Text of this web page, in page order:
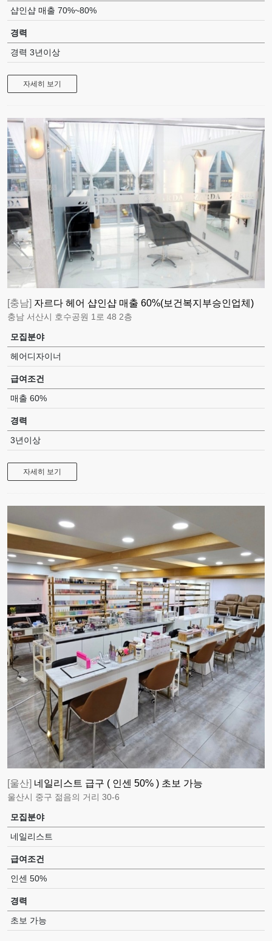
샵인샵 매출 70%~80%
경력
경력 3년이상
자세히 보기
[충남] 자르다 헤어 샵인샵 매출 60%(보건복지부승인업체)
충남 서산시 호수공원 1로 48 2층
모집분야
헤어디자이너
급여조건
매출 60%
경력
3년이상
자세히 보기
[울산] 네일리스트 급구 ( 인센 50% ) 초보 가능
울산시 중구 젊음의 거리 30-6
모집분야
네일리스트
급여조건
인센 50%
경력
초보 가능